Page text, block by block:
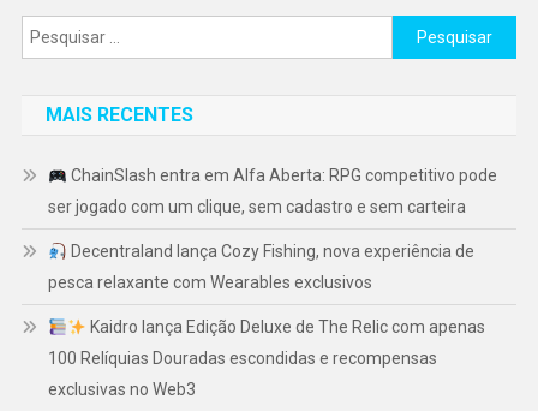
Pesquisar
por:
MAIS RECENTES
ChainSlash entra em Alfa Aberta: RPG competitivo pode
ser jogado com um clique, sem cadastro e sem carteira
Decentraland lança Cozy Fishing, nova experiência de
pesca relaxante com Wearables exclusivos
Kaidro lança Edição Deluxe de The Relic com apenas
100 Relíquias Douradas escondidas e recompensas
exclusivas no Web3